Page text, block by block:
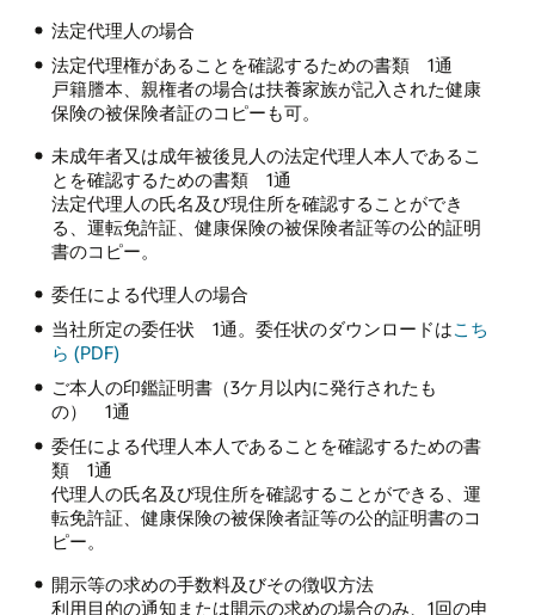
法定代理人の場合
法定代理権があることを確認するための書類 1通
戸籍謄本、親権者の場合は扶養家族が記入された健康
保険の被保険者証のコピーも可。
未成年者又は成年被後見人の法定代理人本人であるこ
とを確認するための書類 1通
法定代理人の氏名及び現住所を確認することができ
る、運転免許証、健康保険の被保険者証等の公的証明
書のコピー。
委任による代理人の場合
当社所定の委任状 1通。委任状のダウンロードはこち
ら (PDF)
ご本人の印鑑証明書（3ケ月以内に発行されたも
の） 1通
委任による代理人本人であることを確認するための書
類 1通
代理人の氏名及び現住所を確認することができる、運
転免許証、健康保険の被保険者証等の公的証明書のコ
ピー。
開示等の求めの手数料及びその徴収方法
利用目的の通知または開示の求めの場合のみ、1回の申